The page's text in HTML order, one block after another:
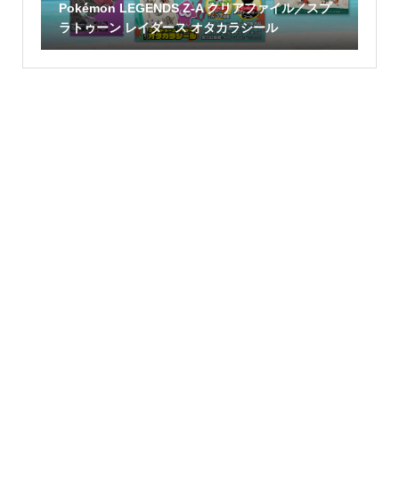
Pokémon LEGENDS Z-A クリアファイル／スプ
ラトゥーン レイダース オタカラシール